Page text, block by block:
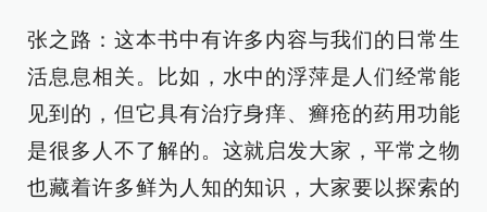
张之路：这本书中有许多内容与我们的日常生
活息息相关。比如，水中的浮萍是人们经常能
见到的，但它具有治疗身痒、癣疮的药用功能
是很多人不了解的。这就启发大家，平常之物
也藏着许多鲜为人知的知识，大家要以探索的